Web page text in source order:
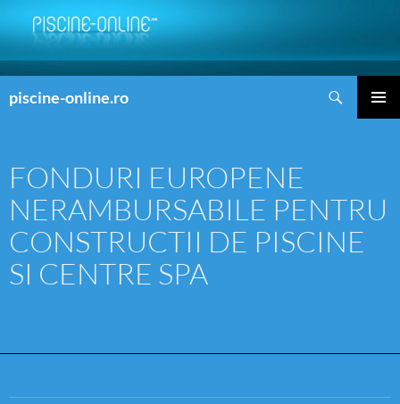
piscine-online.ro
FONDURI EUROPENE
NERAMBURSABILE PENTRU
CONSTRUCTII DE PISCINE
SI CENTRE SPA